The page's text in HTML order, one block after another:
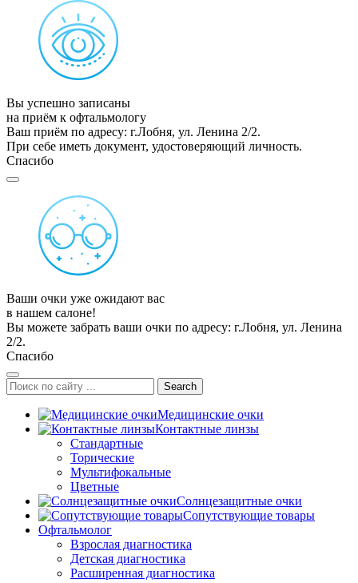
Вы успешно записаны
на приём к офтальмологу
Ваш приём по адресу: г.Лобня, ул. Ленина 2/2.
При себе иметь документ, удостоверяющий личность.
Спасибо
Ваши очки уже ожидают вас
в нашем салоне!
Вы можете забрать ваши очки по адресу: г.Лобня, ул. Ленина
2/2.
Спасибо
Search
Медицинские очки
Контактные линзы
Стандартные
Торические
Мультифокальные
Цветные
Солнцезащитные очки
Сопутствующие товары
Офтальмолог
Взрослая диагностика
Детская диагностика
Расширенная диагностика